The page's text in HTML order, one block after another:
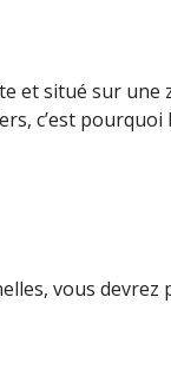
situé sur une
c’est
vous